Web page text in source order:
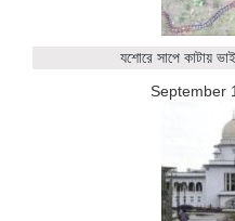
যশোরে সাপে কাটায়
September